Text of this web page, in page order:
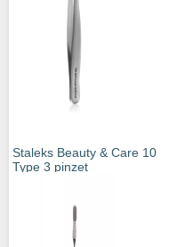
Staleks Beauty & Care 10
Type 3 pinzet